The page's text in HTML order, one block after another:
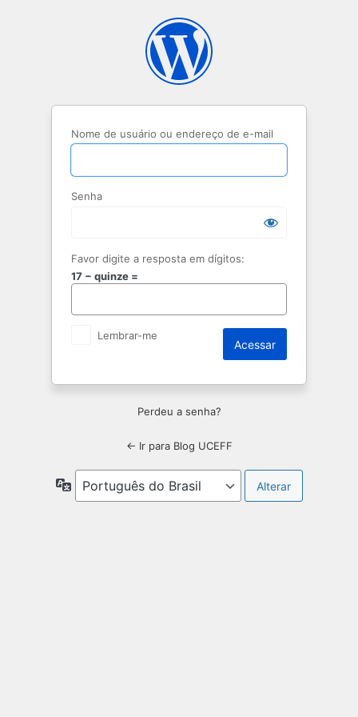
Nome de usuário ou endereço de e-mail
Senha
Favor digite a resposta em dígitos:
17 − quinze =
Lembrar-me
Perdeu a senha?
← Ir para Blog UCEFF
Idioma